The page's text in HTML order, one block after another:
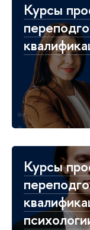
Курсы
Курсы